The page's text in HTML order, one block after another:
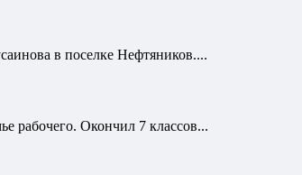
в поселке Нефтяников....
рабочего. Окончил 7 классов...